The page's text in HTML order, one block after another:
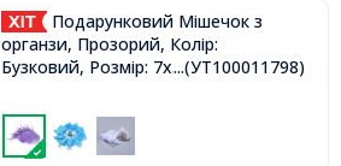
Подарунковий Мішечок з
органзи, Прозорий, Колір:
Бузковий, Розмір: 7x5см,...(УТ100011798)